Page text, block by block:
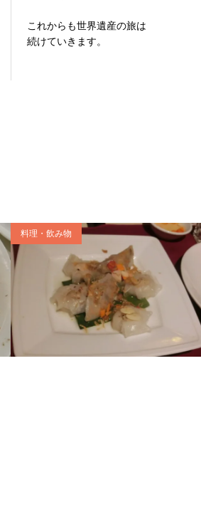
これからも世界遺産の旅は
続けていきます。
料理・飲み物